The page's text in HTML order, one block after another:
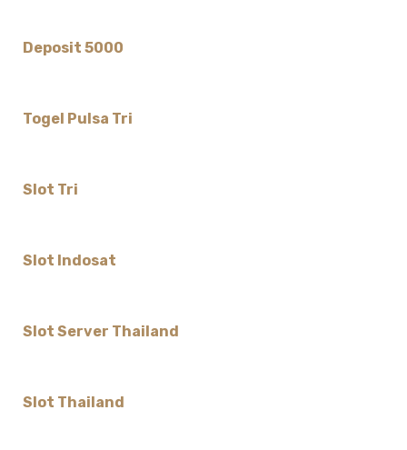
Deposit 5000
Togel Pulsa Tri
Slot Tri
Slot Indosat
Slot Server Thailand
Slot Thailand